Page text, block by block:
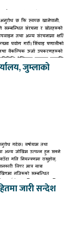
जुम्लाको
जारी सन्देश